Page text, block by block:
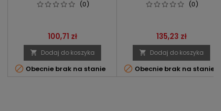
(0)
Cena
100,71 zł
 Dodaj do koszyka
 Obecnie brak na stanie
PAULELLO (0)
Cena
135,23 zł
 Dodaj do koszyka
 Obecnie brak na stanie